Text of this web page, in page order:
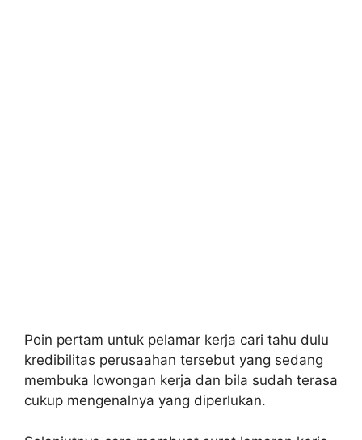
Poin pertam untuk pelamar kerja cari tahu dulu
kredibilitas perusaahan tersebut yang sedang
membuka lowongan kerja dan bila sudah terasa
cukup mengenalnya yang diperlukan.